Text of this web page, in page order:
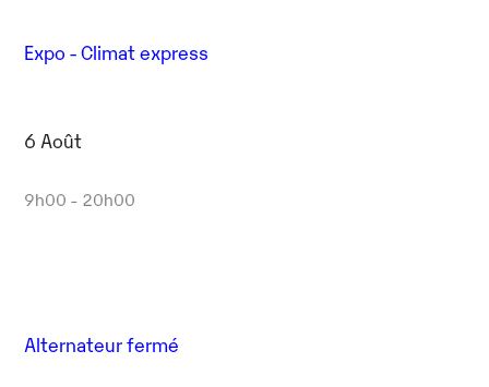
Expo - Climat express
6 Août
9h00 - 20h00
Alternateur fermé